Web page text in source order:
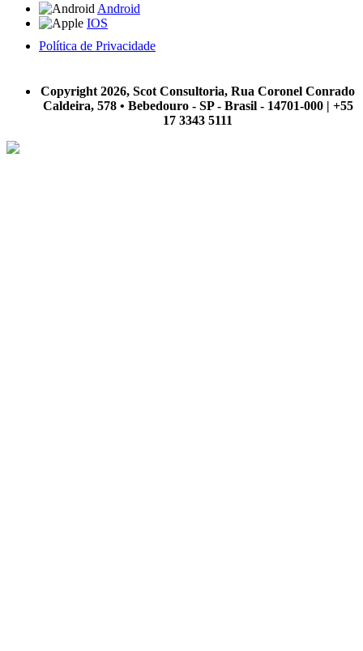
Android
IOS
Política de Privacidade
Copyright 2026, Scot Consultoria, Rua Coronel Conrado
Caldeira, 578 • Bebedouro - SP - Brasil - 14701-000 | +55
17 3343 5111